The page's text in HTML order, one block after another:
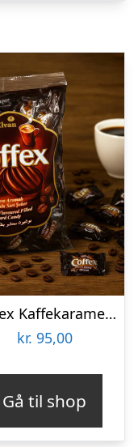
Coffex Kaffekarameller Bland-selv slik i kasser 800 gram
kr. 95,00
Gå til shop